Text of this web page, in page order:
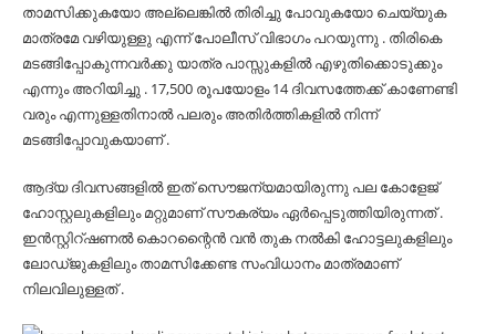
താമസിക്കുകയോ അല്ലെങ്കിൽ തിരിച്ചു പോവുകയോ ചെയ്യുക
മാത്രമേ വഴിയുള്ളു എന്ന് പോലീസ് വിഭാഗം പറയുന്നു . തിരികെ
മടങ്ങിപ്പോകുന്നവർക്കു യാത്ര പാസ്സുകളിൽ എഴുതിക്കൊടുക്കും
എന്നും അറിയിച്ചു . ‭17,500‬ രൂപയോളം 14 ദിവസത്തേക്ക് കാണേണ്ടി
വരും എന്നുള്ളതിനാൽ പലരും അതിർത്തികളിൽ നിന്ന്
മടങ്ങിപ്പോവുകയാണ് .
ആദ്യ ദിവസങ്ങളിൽ ഇത് സൌജന്യമായിരുന്നു പല കോളേജ്
ഹോസ്റ്റലുകളിലും മറ്റുമാണ് സൗകര്യം ഏർപ്പെടുത്തിയിരുന്നത് .
ഇൻസ്റ്റിറ്ഷണൽ കൊറന്റൈൻ വൻ തുക നൽകി ഹോട്ടലുകളിലും
ലോഡ്ജുകളിലും താമസിക്കേണ്ട സംവിധാനം മാത്രമാണ്
നിലവിലുള്ളത് .